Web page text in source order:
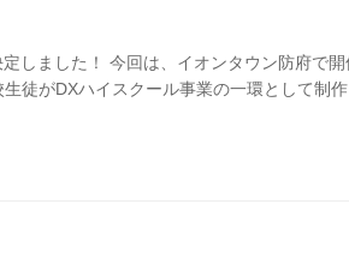
しました！ 今回は、イオンタウン防府で
徒がDXハイスクール事業の一環として制